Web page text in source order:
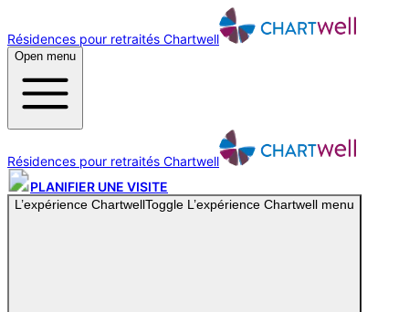
Résidences pour retraités Chartwell
Open menu
Résidences pour retraités Chartwell
PLANIFIER UNE VISITE
L’expérience ChartwellToggle L’expérience Chartwell menu